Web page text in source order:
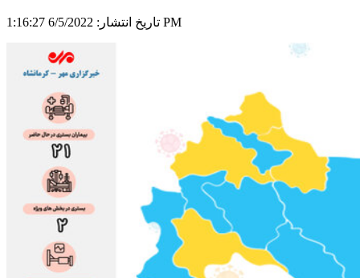
تاریخ انتشار: 6/5/2022 1:16:27 PM